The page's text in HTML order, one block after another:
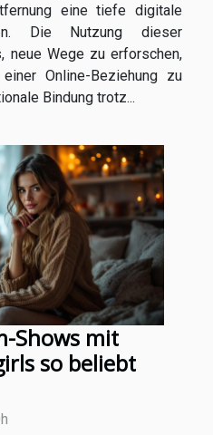
eine tiefe digitale
Die Nutzung dieser
neue Wege zu erforschen,
Online-Beziehung zu
Bindung trotz...
Shows mit
so beliebt